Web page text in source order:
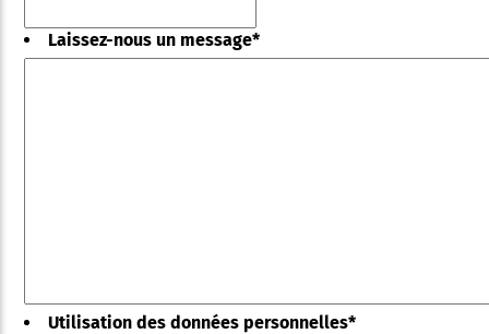
Laissez-nous un message*
Utilisation des données personnelles*